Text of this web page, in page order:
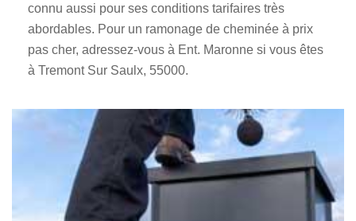
connu aussi pour ses conditions tarifaires très
abordables. Pour un ramonage de cheminée à prix
pas cher, adressez-vous à Ent. Maronne si vous êtes
à Tremont Sur Saulx, 55000.